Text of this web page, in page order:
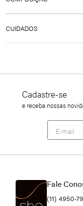
MICROFIBRA 94,2%
87% POLIÉSTER 13%
CUIDADOS
NÃO LIMPAR À SECO
Cadastre-se
e receba nossas
Fale
(11) 4950-